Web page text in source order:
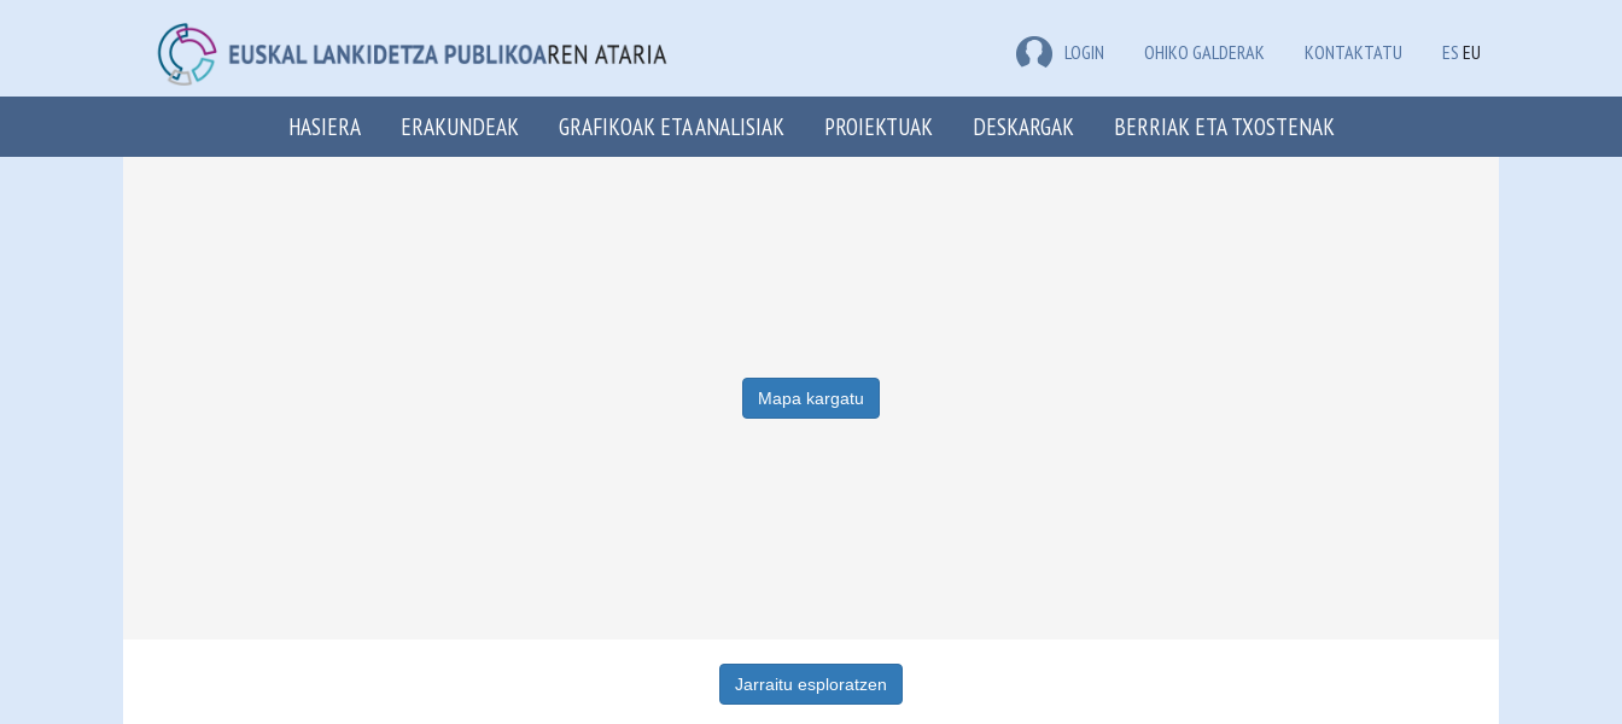
LOGIN OHIKO GALDERAK KONTAKTATU ES EU
HASIERA ERAKUNDEAK GRAFIKOAK ETA ANALISIAK PROIEKTUAK DESKARGAK BERRIAK ETA TXOSTENAK
Mapa kargatu
Jarraitu esploratzen